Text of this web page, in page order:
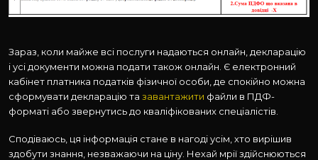
Зараз, коли майже всі послуги надаються онлайн, декларацію
і усі документи можна подати також онлайн. Є електронний
кабінет платника податків фізичної особи, де спокійно можна
сформувати декларацію та завантажити файли в ПДФ-
форматі або звернутись до кваліфікованих спеціалістів.
Сподіваюсь, ця інформація стане в нагоді усім, хто вирішив
здобути знання, незважаючи на ціну. Нехай мрії здійснюються